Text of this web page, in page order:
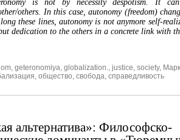
is not by necessity despotism. It
others. In this case, autonomy (freedom)
these lines, autonomy is not anymore self-
dedication to the others in a concrete link with
, geteronomiya, globalization., justice, society,
, общество, свобода, справедливость
альтернатива»: Философско-